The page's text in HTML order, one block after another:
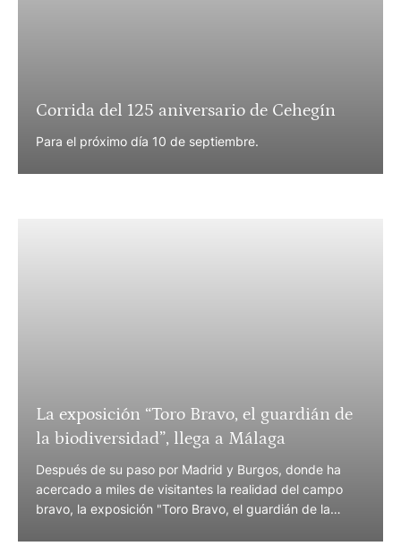
Corrida del 125 aniversario de Cehegín
Para el próximo día 10 de septiembre.
La exposición “Toro Bravo, el guardián de
la biodiversidad”, llega a Málaga
Después de su paso por Madrid y Burgos, donde ha
acercado a miles de visitantes la realidad del campo
bravo, la exposición "Toro Bravo, el guardián de la